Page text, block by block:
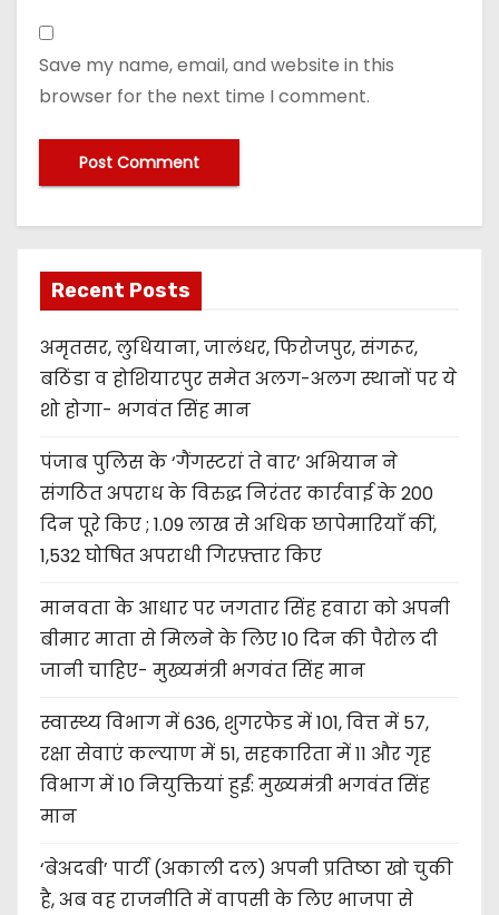
Save my name, email, and website in this
browser for the next time I comment.
Recent Posts
अमृतसर, लुधियाना, जालंधर, फिरोजपुर, संगरूर,
बठिंडा व होशियारपुर समेत अलग-अलग स्थानों पर ये
शो होगा- भगवंत सिंह मान
पंजाब पुलिस के ‘गैंगस्टरां ते वार’ अभियान ने
संगठित अपराध के विरुद्ध निरंतर कार्रवाई के 200
दिन पूरे किए ; 1.09 लाख से अधिक छापेमारियाँ कीं,
1,532 घोषित अपराधी गिरफ़्तार किए
मानवता के आधार पर जगतार सिंह हवारा को अपनी
बीमार माता से मिलने के लिए 10 दिन की पैरोल दी
जानी चाहिए- मुख्यमंत्री भगवंत सिंह मान
स्वास्थ्य विभाग में 636, शुगरफेड में 101, वित्त में 57,
रक्षा सेवाएं कल्याण में 51, सहकारिता में 11 और गृह
विभाग में 10 नियुक्तियां हुईं: मुख्यमंत्री भगवंत सिंह
मान
‘बेअदबी’ पार्टी (अकाली दल) अपनी प्रतिष्ठा खो चुकी
है, अब वह राजनीति में वापसी के लिए भाजपा से